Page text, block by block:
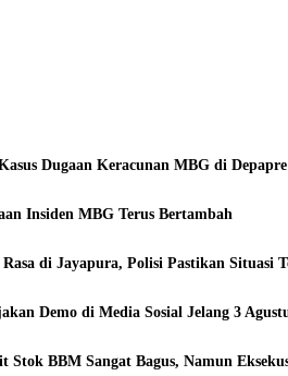
Dugaan Keracunan MBG di Depapre
Insiden MBG Terus Bertambah
di Jayapura, Polisi Pastikan Situasi
Demo di Media Sosial Jelang 3
BBM Sangat Bagus, Namun